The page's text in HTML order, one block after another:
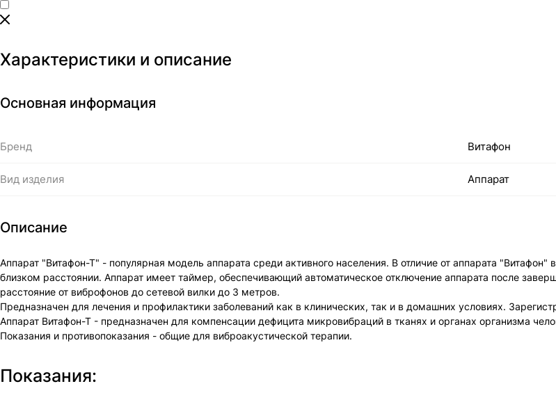
Характеристики и описание
Основная информация
Бренд Витафон
Вид изделия Аппарат
Описание
Аппарат "Витафон-Т" - популярная модель аппарата среди активного населения. В отличие от аппарата
близком расстоянии. Аппарат имеет таймер, обеспечивающий автоматическое отключение аппарата после
расстояние от виброфонов до сетевой вилки до 3 метров.
Предназначен для лечения и профилактики заболеваний как в клинических, так и в домашних условиях.
Аппарат Витафон-Т - предназначен для компенсации дефицита микровибраций в тканях и органах организма
Показания и противопоказания - общие для виброакустической терапии.
Показания: